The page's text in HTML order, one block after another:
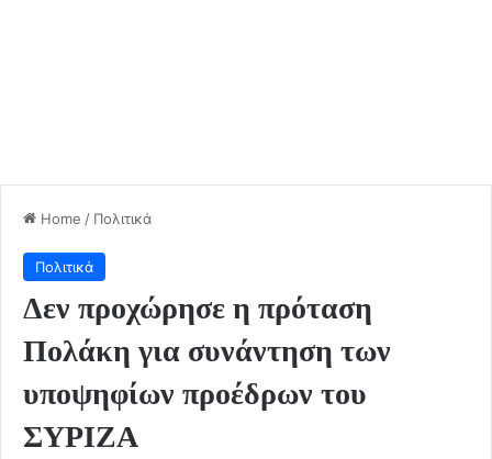
Home / Πολιτικά
Πολιτικά
Δεν προχώρησε η πρόταση
Πολάκη για συνάντηση των
υποψηφίων προέδρων του
ΣΥΡΙΖΑ